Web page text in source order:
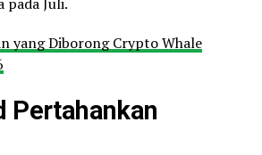
yang Diborong Crypto Whale
Pertahankan